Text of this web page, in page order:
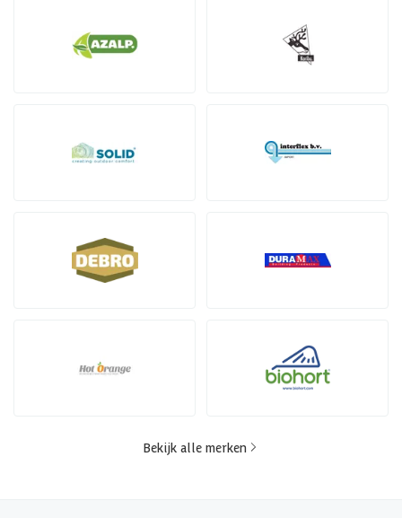
Bekijk alle merken